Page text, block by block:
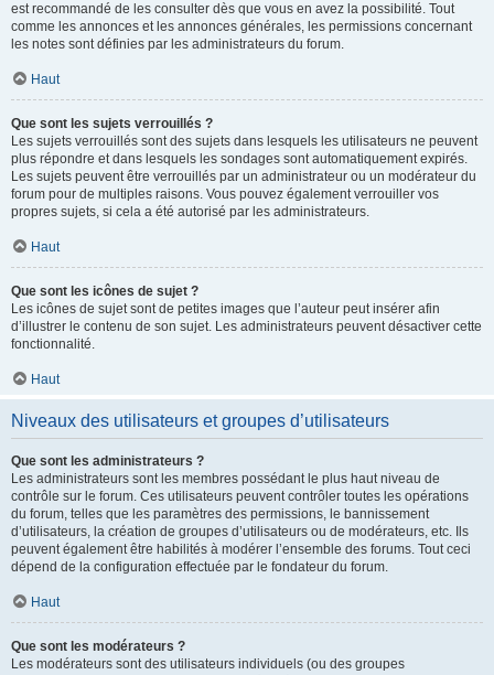
est recommandé de les consulter dès que vous en avez la possibilité. Tout
comme les annonces et les annonces générales, les permissions concernant
les notes sont définies par les administrateurs du forum.
Haut
Que sont les sujets verrouillés ?
Les sujets verrouillés sont des sujets dans lesquels les utilisateurs ne peuvent
plus répondre et dans lesquels les sondages sont automatiquement expirés.
Les sujets peuvent être verrouillés par un administrateur ou un modérateur du
forum pour de multiples raisons. Vous pouvez également verrouiller vos
propres sujets, si cela a été autorisé par les administrateurs.
Haut
Que sont les icônes de sujet ?
Les icônes de sujet sont de petites images que l’auteur peut insérer afin
d’illustrer le contenu de son sujet. Les administrateurs peuvent désactiver cette
fonctionnalité.
Haut
Niveaux des utilisateurs et groupes d’utilisateurs
Que sont les administrateurs ?
Les administrateurs sont les membres possédant le plus haut niveau de
contrôle sur le forum. Ces utilisateurs peuvent contrôler toutes les opérations
du forum, telles que les paramètres des permissions, le bannissement
d’utilisateurs, la création de groupes d’utilisateurs ou de modérateurs, etc. Ils
peuvent également être habilités à modérer l’ensemble des forums. Tout ceci
dépend de la configuration effectuée par le fondateur du forum.
Haut
Que sont les modérateurs ?
Les modérateurs sont des utilisateurs individuels (ou des groupes